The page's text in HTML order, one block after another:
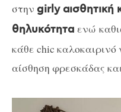
στην girly αισθητική
θηλυκότητα ενώ
κάθε chic
αίσθηση φρεσκάδας